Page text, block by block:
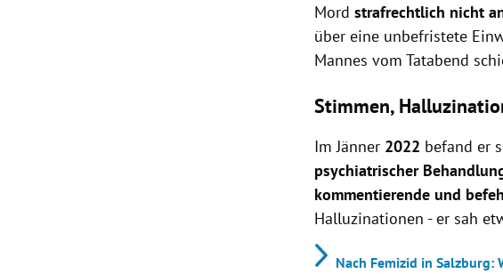
Mordstrafrechtlich nicht
über eine unbefristete
Mannes vom Tatabend
Stimmen,
Im Jänner 2022 befand er
psychiatrischer
kommentierende und
Halluzinationen - er sah
Nach Femizid in Salzburg: